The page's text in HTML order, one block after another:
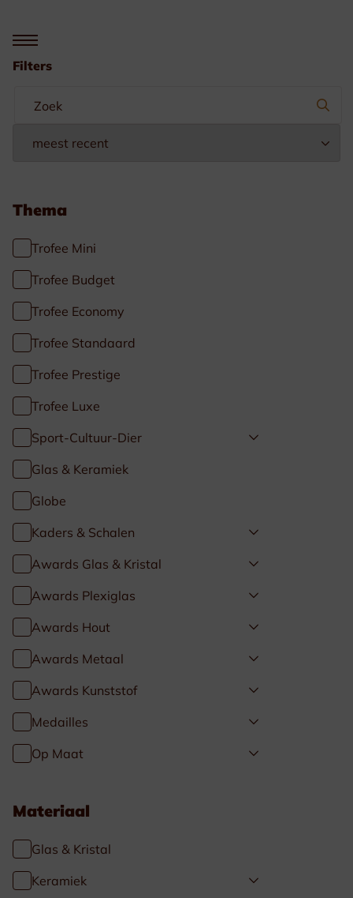
Filters
Thema
Trofee Mini
Trofee Budget
Trofee Economy
Trofee Standaard
Trofee Prestige
Trofee Luxe
Sport-Cultuur-Dier
Glas & Keramiek
Globe
Kaders & Schalen
Awards Glas & Kristal
Awards Plexiglas
Awards Hout
Awards Metaal
Awards Kunststof
Medailles
Op Maat
Materiaal
Glas & Kristal
Keramiek